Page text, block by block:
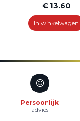
€ 13.60
In winkelwagen
Persoonlijk
advies